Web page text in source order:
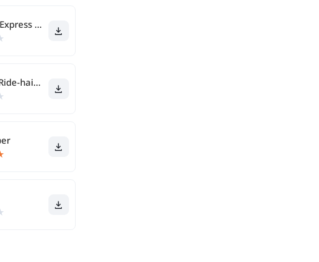
National Express Coach
Heetch - Ride-hailing app